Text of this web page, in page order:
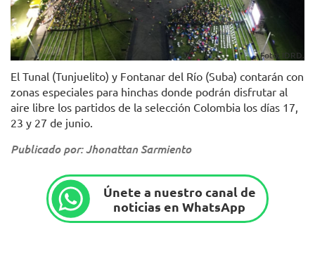
Foto: IDRD.
El Tunal (Tunjuelito) y Fontanar del Río (Suba) contarán con
zonas especiales para hinchas donde podrán disfrutar al
aire libre los partidos de la selección Colombia los días 17,
23 y 27 de junio.
Publicado por: Jhonattan Sarmiento
Únete a nuestro canal de
noticias en WhatsApp